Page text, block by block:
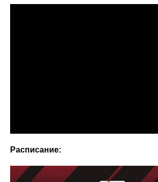
Расписание: